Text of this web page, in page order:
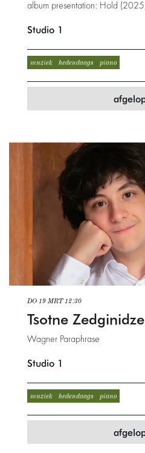
album presentation: Hold
Studio 1
muziek hedendaags piano
Tsotne Zedginidze
Wagner Paraphrase
DO 19 MRT12:30
Studio 1
muziek hedendaags piano